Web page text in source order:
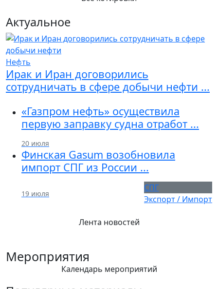
Актуальное
Нефть
Ирак и Иран договорились
сотрудничать в сфере добычи нефти ...
Previous
«Газпром нефть» осуществила
первую заправку судна отработ ...
20 июля
Финская Gasum возобновила
импорт СПГ из России ...
19 июля
СПГ
Экспорт / Импорт
Лента новостей
Мероприятия
Календарь мероприятий